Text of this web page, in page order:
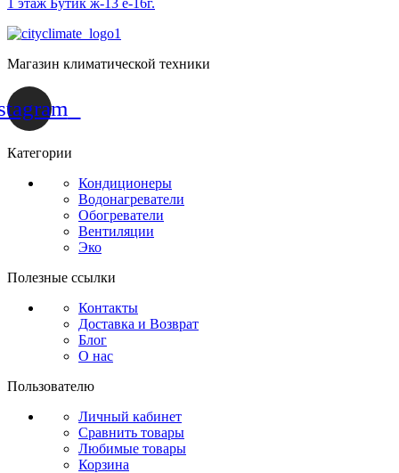
Магазин климатической техники
Категории
Кондиционеры
Водонагреватели
Обогреватели
Вентиляции
Эко
Полезные ссылки
Контакты
Доставка и Возврат
Блог
О нас
Пользователю
Личный кабинет
Сравнить товары
Любимые товары
Корзина